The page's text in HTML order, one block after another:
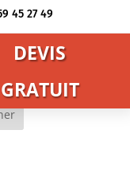
45 27 49
DEVIS
GRATUIT